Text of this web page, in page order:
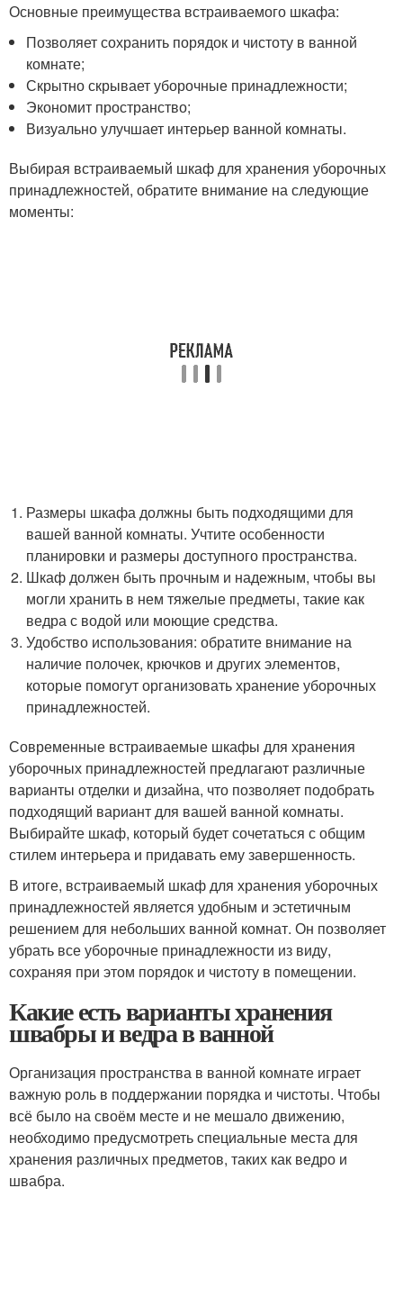
Основные преимущества встраиваемого шкафа:
Позволяет сохранить порядок и чистоту в ванной
комнате;
Скрытно скрывает уборочные принадлежности;
Экономит пространство;
Визуально улучшает интерьер ванной комнаты.
Выбирая встраиваемый шкаф для хранения уборочных
принадлежностей, обратите внимание на следующие
моменты:
Размеры шкафа должны быть подходящими для
вашей ванной комнаты. Учтите особенности
планировки и размеры доступного пространства.
Шкаф должен быть прочным и надежным, чтобы вы
могли хранить в нем тяжелые предметы, такие как
ведра с водой или моющие средства.
Удобство использования: обратите внимание на
наличие полочек, крючков и других элементов,
которые помогут организовать хранение уборочных
принадлежностей.
Современные встраиваемые шкафы для хранения
уборочных принадлежностей предлагают различные
варианты отделки и дизайна, что позволяет подобрать
подходящий вариант для вашей ванной комнаты.
Выбирайте шкаф, который будет сочетаться с общим
стилем интерьера и придавать ему завершенность.
В итоге, встраиваемый шкаф для хранения уборочных
принадлежностей является удобным и эстетичным
решением для небольших ванной комнат. Он позволяет
убрать все уборочные принадлежности из виду,
сохраняя при этом порядок и чистоту в помещении.
Какие есть варианты хранения
швабры и ведра в ванной
Организация пространства в ванной комнате играет
важную роль в поддержании порядка и чистоты. Чтобы
всё было на своём месте и не мешало движению,
необходимо предусмотреть специальные места для
хранения различных предметов, таких как ведро и
швабра.